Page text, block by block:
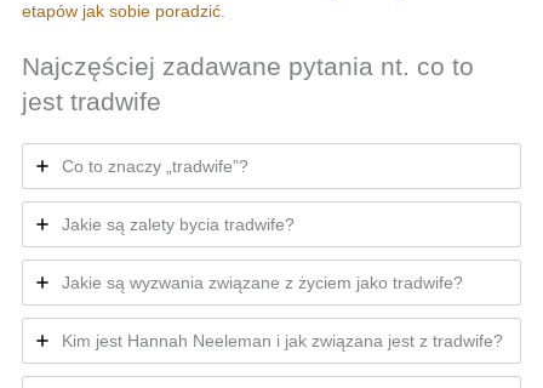
etapów jak sobie poradzić.
Najczęściej zadawane pytania nt. co to
jest tradwife
Co to znaczy „tradwife”?
Jakie są zalety bycia tradwife?
Jakie są wyzwania związane z życiem jako tradwife?
Kim jest Hannah Neeleman i jak związana jest z tradwife?